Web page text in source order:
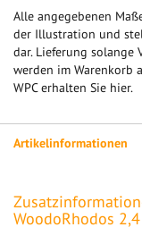
Alle angegebenen
der Illustration und
dar. Lieferung solange
werden im Warenkorb
WPC erhalten Sie hier.
Artikelinformationen
WoodoRhodos